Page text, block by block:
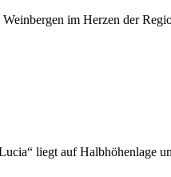
im Herzen der
liegt auf Halbhöhenlage